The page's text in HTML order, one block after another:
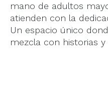
mano de adultos
atienden con la
Un espacio único
mezcla con historias